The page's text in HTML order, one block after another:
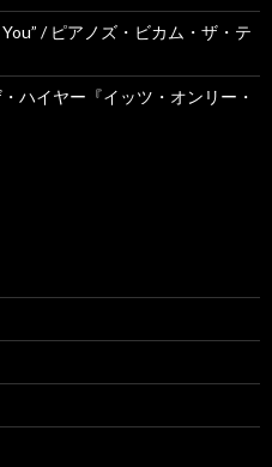
/ ピアノズ・ビカム・ザ・テ
ハイヤー『イッツ・オンリー・